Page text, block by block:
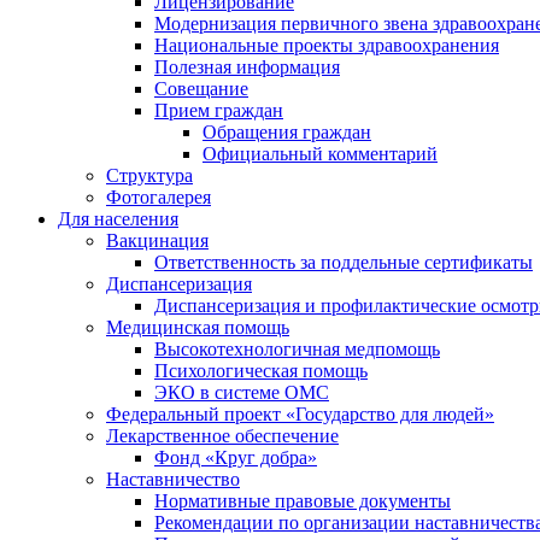
Модернизация первичного звена
Национальные проекты здравоохранения
Полезная информация
Совещание
Прием граждан
Обращения граждан
Официальный комментарий
Структура
Фотогалерея
Для населения
Вакцинация
Ответственность за поддельные сертификаты
Диспансеризация
Диспансеризация и профилактические
Медицинская помощь
Высокотехнологичная медпомощь
Психологическая помощь
ЭКО в системе ОМС
Федеральный проект «Государство для людей»
Лекарственное обеспечение
Фонд «Круг добра»
Наставничество
Нормативные правовые документы
Рекомендации по организации